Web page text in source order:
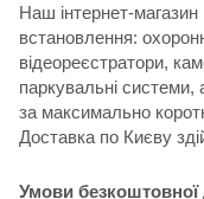
Наш інтернет-
встановлення:
відеореєстратори,
паркувальні системи,
за максимально
Доставка по Києву
Умови безкоштовної